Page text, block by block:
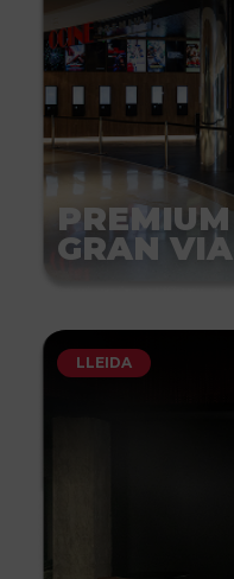
PREMIUM
GRAN VIA
LLEIDA